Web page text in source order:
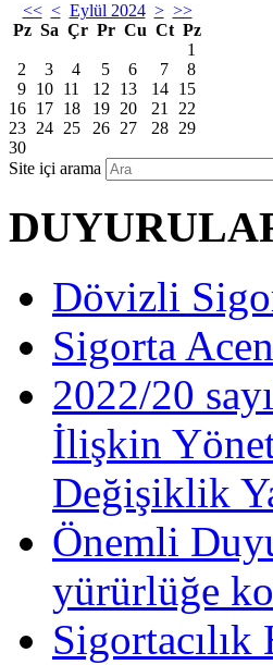
<< < Eylül 2024 > >>
Pz Sa Çr Pr Cu Ct Pz
1
2
3 4 5 6 7
8
9 10 11 12 13 14 15
16 17 18 19 20 21
22
23 24 25 26 27 28 29
30
Site içi arama
Dövizli
Sigorta
2022/20
İlişkin
Değişiklik
Önemli
yürürlüğe
Sigortacılık